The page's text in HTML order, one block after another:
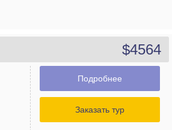
$4564
Подробнее
Заказать тур